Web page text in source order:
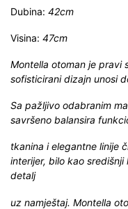
Dubina: 42cm
Visina: 47cm
Montella otoman je pravi
sofisticirani dizajn unosi
Sa pažljivo odabranim
savršeno balansira
tkanina i elegantne linije
interijer, bilo kao
detalj
uz namještaj. Montella